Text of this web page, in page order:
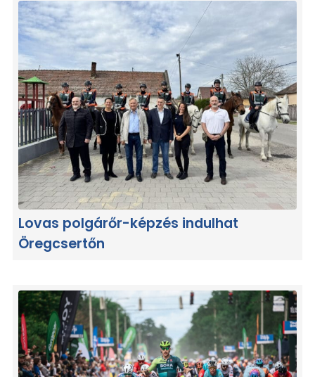
Lovas polgárőr-képzés indulhat
Öregcsertőn